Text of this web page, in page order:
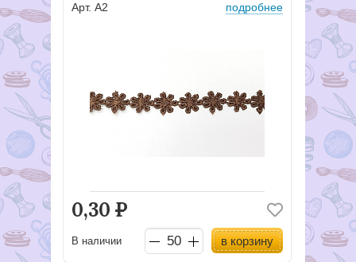
Арт. А2 подробнее
0,30 Р
В наличии в корзину